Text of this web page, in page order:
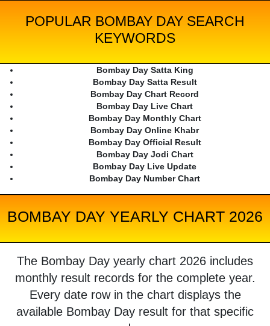
POPULAR BOMBAY DAY SEARCH
KEYWORDS
Bombay Day Satta King
Bombay Day Satta Result
Bombay Day Chart Record
Bombay Day Live Chart
Bombay Day Monthly Chart
Bombay Day Online Khabr
Bombay Day Official Result
Bombay Day Jodi Chart
Bombay Day Live Update
Bombay Day Number Chart
BOMBAY DAY YEARLY CHART 2026
The Bombay Day yearly chart 2026 includes
monthly result records for the complete year.
Every date row in the chart displays the
available Bombay Day result for that specific